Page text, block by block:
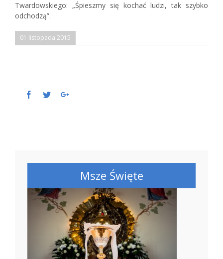
Twardowskiego: „Śpieszmy się kochać ludzi, tak szybko
odchodzą”.
01 listopada 2015
Facebook
TwitterGoogle+
Msze Święte